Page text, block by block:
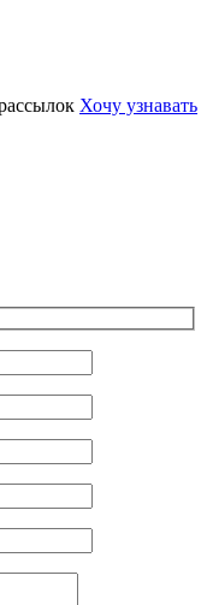
Хочу узнавать